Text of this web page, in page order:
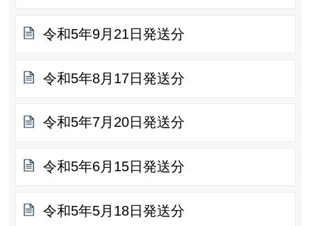
令和5年9月21日発送分
令和5年8月17日発送分
令和5年7月20日発送分
令和5年6月15日発送分
令和5年5月18日発送分